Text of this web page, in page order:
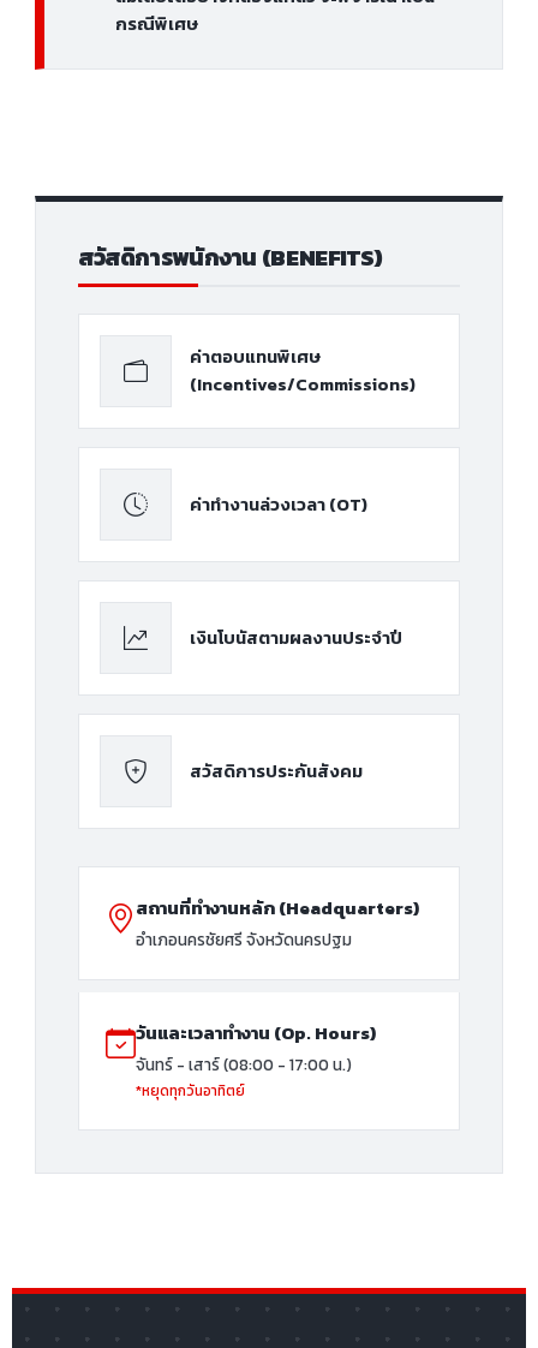
กรณีพิเศษ
สวัสดิการพนักงาน (BENEFITS)
ค่าตอบแทนพิเศษ
(Incentives/Commissions)
ค่าทำงานล่วงเวลา (OT)
เงินโบนัสตามผลงานประจำปี
สวัสดิการประกันสังคม
สถานที่ทำงานหลัก (Headquarters)
อำเภอนครชัยศรี จังหวัดนครปฐม
วันและเวลาทำงาน (Op. Hours)
จันทร์ - เสาร์ (08:00 - 17:00 น.)
*หยุดทุกวันอาทิตย์